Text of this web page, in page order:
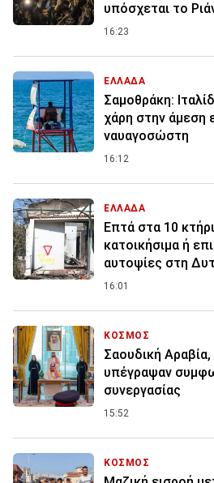
υπόσχεται το
16:23
ΕΛΛΑΔΑ
Σαμοθράκη:
χάρη στην άμεση
ναυαγοσώστη
16:12
ΕΛΛΑΔΑ
Επτά στα 10
κατοικήσιμα ή
αυτοψίες στη
16:01
ΚΟΣΜΟΣ
Σαουδική Αραβία,
υπέγραψαν
συνεργασίας
15:52
ΚΟΣΜΟΣ